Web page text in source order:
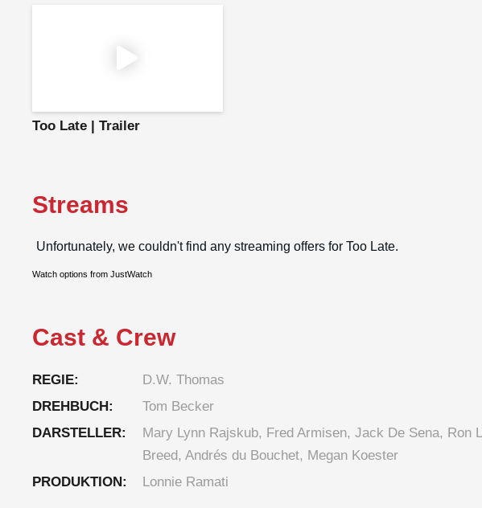
Too Late | Trailer
Streams
Watch options from JustWatch
Cast & Crew
REGIE:
D.W. Thomas
DREHBUCH:
Tom Becker
DARSTELLER:
Mary Lynn Rajskub, Fred Armisen, Jack De Sena,
Breed, Andrés du Bouchet, Megan Koester
PRODUKTION:
Lonnie Ramati